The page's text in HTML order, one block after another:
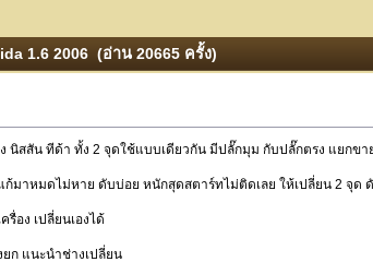
1.6 2006 (อ่าน 20665 ครั้ง)
ง นิสสัน ทีด้า ทั้ง 2 จุดใช้แบบเดียวกัน มีปลั๊กมุม กับปลั๊กตรง แยกข
ก้มาหมดไม่หาย ดับบ่อย หนักสุดสตาร์ทไม่ติดเลย ให้เปลี่ยน 2 จุด
รื่อง เปลี่ยนเองได้
ยก แนะนำช่างเปลี่ยน